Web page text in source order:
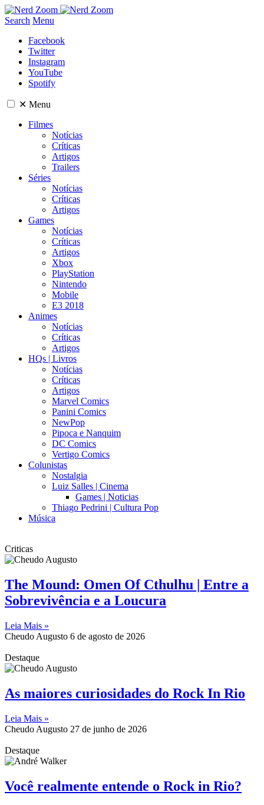
Search Menu
Facebook
Twitter
Instagram
YouTube
Spotify
✕ Menu
Filmes
Notícias
Críticas
Artigos
Trailers
Séries
Notícias
Críticas
Artigos
Games
Notícias
Críticas
Artigos
Xbox
PlayStation
Nintendo
Mobile
E3 2018
Animes
Notícias
Críticas
Artigos
HQs | Livros
Notícias
Críticas
Artigos
Marvel Comics
Panini Comics
NewPop
Pipoca e Nanquim
DC Comics
Vertigo Comics
Colunistas
Nostalgia
Luiz Salles | Cinema
Games | Noticias
Thiago Pedrini | Cultura Pop
Música
Criticas
The Mound: Omen Of Cthulhu | Entre a
Sobrevivência e a Loucura
Leia Mais »
Cheudo Augusto 6 de agosto de 2026
Destaque
As maiores curiosidades do Rock In Rio
Leia Mais »
Cheudo Augusto 27 de junho de 2026
Destaque
Você realmente entende o Rock in Rio?